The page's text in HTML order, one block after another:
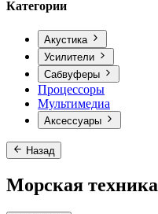
Категории
Акустика
Усилители
Сабвуферы
Процессоры
Мультимедиа
Аксессуары
Назад
Морская техника